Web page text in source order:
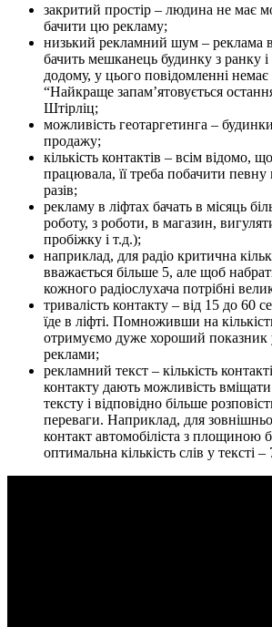
закритий простір – людина не має
бачити цю рекламу;
низький рекламний шум – реклама
бачить мешканець будинку з ранку
додому, у цього повідомленні немає
“Найкраще запам’ятовується
Штірліц;
можливість геотаргетинга –
продажу;
кількість контактів – всім відомо,
працювала, її треба побачити певну
разів;
рекламу в ліфтах бачать в місяць
роботу, з роботи, в магазин,
пробіжку і т.д.);
наприклад, для радіо критична
вважається більше 5, але щоб
кожного радіослухача потрібні
тривалість контакту – від 15 до 60
їде в ліфті. Помноживши на
отримуємо дуже хороший показник
реклами;
рекламний текст – кількість
контакту дають можливість вміщати
тексту і відповідно більше
переваги. Наприклад, для
контакт автомобіліста з площиною
оптимальна кількість слів у тексті –